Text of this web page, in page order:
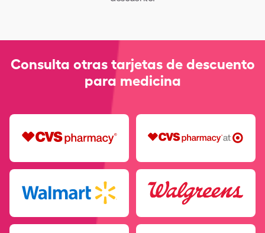
Consulta otras tarjetas de descuento
para medicina